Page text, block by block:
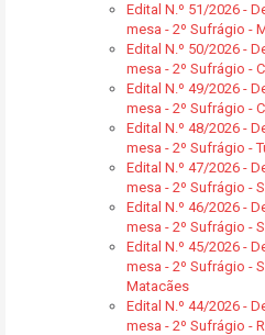
Edital N.º 51/2026 -
mesa - 2º Sufrágio -
Edital N.º 50/2026 -
mesa - 2º Sufrágio -
Edital N.º 49/2026 -
mesa - 2º Sufrágio -
Edital N.º 48/2026 -
mesa - 2º Sufrágio -
Edital N.º 47/2026 -
mesa - 2º Sufrágio -
Edital N.º 46/2026 -
mesa - 2º Sufrágio -
Edital N.º 45/2026 -
mesa - 2º Sufrágio -
Matacães
Edital N.º 44/2026 -
mesa - 2º Sufrágio -